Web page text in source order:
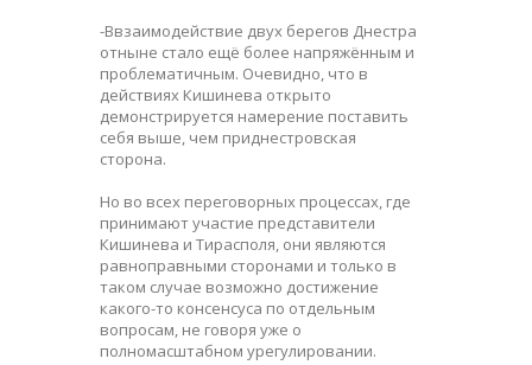
-Bвзаимодействие двух берегов Днестра
отныне стало ещё более напряжённым и
проблематичным. Очевидно, что в
действиях Кишинева открыто
демонстрируется намерение поставить
себя выше, чем приднестровская
сторона.
Но во всех переговорных процессах, где
принимают участие представители
Кишинева и Тирасполя, они являются
равноправными сторонами и только в
таком случае возможно достижение
какого-то консенсуса по отдельным
вопросам, не говоря уже о
полномасштабном урегулировании.